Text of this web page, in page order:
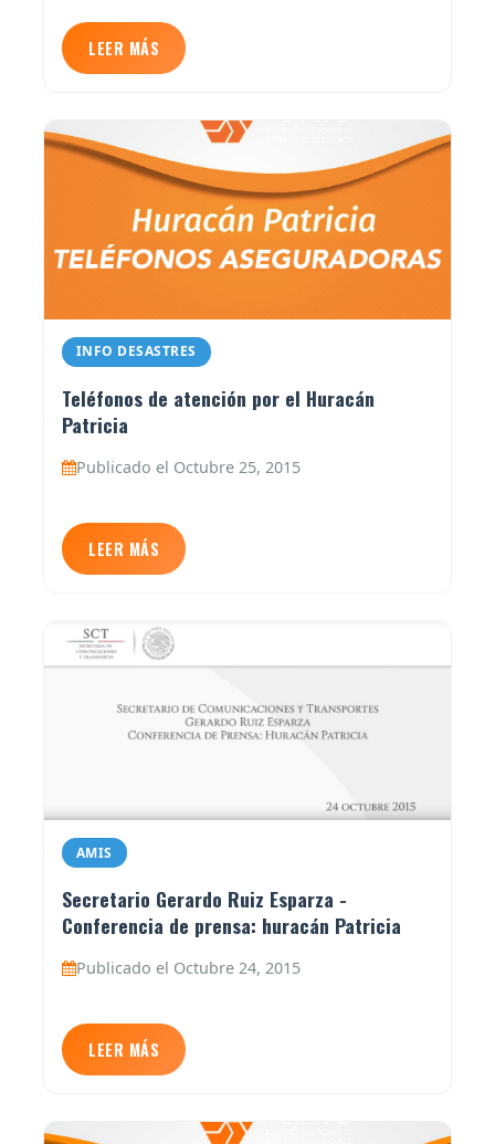
LEER MÁS
INFO DESASTRES
Teléfonos de atención por el Huracán
Patricia
Publicado el Octubre 25, 2015
LEER MÁS
AMIS
Secretario Gerardo Ruiz Esparza -
Conferencia de prensa: huracán Patricia
Publicado el Octubre 24, 2015
LEER MÁS